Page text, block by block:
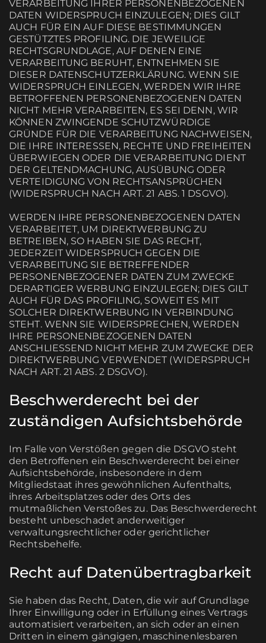
VERARBEITUNG IHRER PERSONENBEZOGENEN
DATEN WIDERSPRUCH EINZULEGEN; DIES GILT
AUCH FÜR EIN AUF DIESE BESTIMMUNGEN
GESTÜTZTES PROFILING. DIE JEWEILIGE
RECHTSGRUNDLAGE, AUF DENEN EINE
VERARBEITUNG BERUHT, ENTNEHMEN SIE
DIESER DATENSCHUTZERKLÄRUNG. WENN SIE
WIDERSPRUCH EINLEGEN, WERDEN WIR IHRE
BETROFFENEN PERSONENBEZOGENEN DATEN
NICHT MEHR VERARBEITEN, ES SEI DENN, WIR
KÖNNEN ZWINGENDE SCHUTZWÜRDIGE
GRÜNDE FÜR DIE VERARBEITUNG NACHWEISEN,
DIE IHRE INTERESSEN, RECHTE UND FREIHEITEN
ÜBERWIEGEN ODER DIE VERARBEITUNG DIENT
DER GELTENDMACHUNG, AUSÜBUNG ODER
VERTEIDIGUNG VON RECHTSANSPRÜCHEN
(WIDERSPRUCH NACH ART. 21 ABS. 1 DSGVO).
WERDEN IHRE PERSONENBEZOGENEN DATEN
VERARBEITET, UM DIREKTWERBUNG ZU
BETREIBEN, SO HABEN SIE DAS RECHT,
JEDERZEIT WIDERSPRUCH GEGEN DIE
VERARBEITUNG SIE BETREFFENDER
PERSONENBEZOGENER DATEN ZUM ZWECKE
DERARTIGER WERBUNG EINZULEGEN; DIES GILT
AUCH FÜR DAS PROFILING, SOWEIT ES MIT
SOLCHER DIREKTWERBUNG IN VERBINDUNG
STEHT. WENN SIE WIDERSPRECHEN, WERDEN
IHRE PERSONENBEZOGENEN DATEN
ANSCHLIESSEND NICHT MEHR ZUM ZWECKE DER
DIREKTWERBUNG VERWENDET (WIDERSPRUCH
NACH ART. 21 ABS. 2 DSGVO).
Beschwerde­recht bei der
zuständigen Aufsichts­behörde
Im Falle von Verstößen gegen die DSGVO steht
den Betroffenen ein Beschwerderecht bei einer
Aufsichtsbehörde, insbesondere in dem
Mitgliedstaat ihres gewöhnlichen Aufenthalts,
ihres Arbeitsplatzes oder des Orts des
mutmaßlichen Verstoßes zu. Das Beschwerderecht
besteht unbeschadet anderweitiger
verwaltungsrechtlicher oder gerichtlicher
Rechtsbehelfe.
Recht auf Daten­übertrag­barkeit
Sie haben das Recht, Daten, die wir auf Grundlage
Ihrer Einwilligung oder in Erfüllung eines Vertrags
automatisiert verarbeiten, an sich oder an einen
Dritten in einem gängigen, maschinenlesbaren